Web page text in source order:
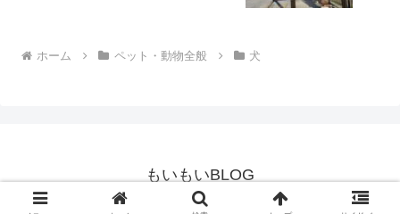
ホーム ペット・動物全般 犬
もいもいBLOG
© 2018 もいもいBLOG.